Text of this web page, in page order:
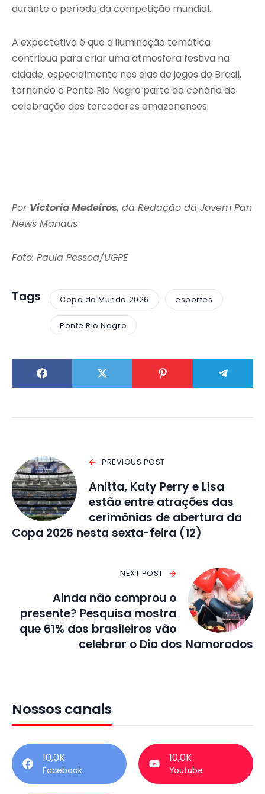
durante o período da competição mundial.
A expectativa é que a iluminação temática
contribua para criar uma atmosfera festiva na
cidade, especialmente nos dias de jogos do Brasil,
tornando a Ponte Rio Negro parte do cenário de
celebração dos torcedores amazonenses.
Por Victoria Medeiros, da Redação da Jovem Pan
News Manaus
Foto: Paula Pessoa/UGPE
Tags Copa do Mundo 2026 esportes
Ponte Rio Negro
PREVIOUS POST
Anitta, Katy Perry e Lisa
estão entre atrações das
cerimônias de abertura da
Copa 2026 nesta sexta-feira (12)
NEXT POST
Ainda não comprou o
presente? Pesquisa mostra
que 61% dos brasileiros vão
celebrar o Dia dos Namorados
Nossos canais
10,0K
Facebook
10,0K
Youtube